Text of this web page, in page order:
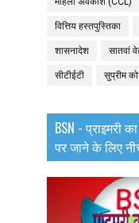
वित्तिय हस्तपुस्तिका
शासनादेश सातवां
सीटीईटी सुप्रीम
BSN - प्राइमरी
पर जाने के लिए